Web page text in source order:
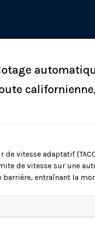
de vitesse adaptatif
de vitesse sur une
entraînant la